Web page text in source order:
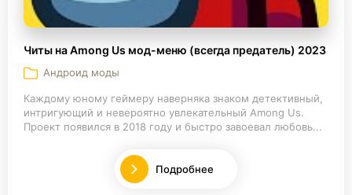
Читы на Among Us мод-меню (всегда предатель) 2023
Андроид моды
Каждому юному геймеру наверняка знаком детективный,
интригующий и невероятно увлекательный Among Us.
Проект появился в 2018 году и быстро завоевал любовь...
Подробнее